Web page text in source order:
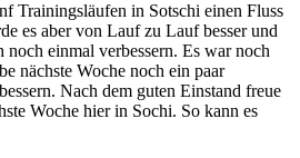
Trainingsläufen in Sotschi einen Fluss
es aber von Lauf zu Lauf besser und
einmal verbessern. Es war noch
nächste Woche noch ein paar
Nach dem guten Einstand freue
Woche hier in Sochi. So kann es